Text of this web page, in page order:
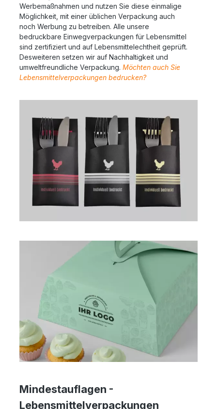
Werbemaßnahmen und nutzen Sie diese einmalige
Möglichkeit, mit einer üblichen Verpackung auch
noch Werbung zu betreiben. Alle unsere
bedruckbare Einwegverpackungen für Lebensmittel
sind zertifiziert und auf Lebensmittelechtheit geprüft.
Desweiteren setzen wir auf Nachhaltigkeit und
umweltfreundliche Verpackung. Möchten auch Sie
Lebensmittelverpackungen bedrucken?
Mindestauflagen -
Lebensmittelverpackungen